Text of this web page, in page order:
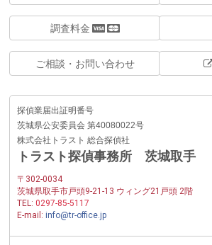
調査料金
ご相談・お問い合わせ
探偵業届出証明番号
茨城県公安委員会 第40080022号
株式会社トラスト 総合探偵社
トラスト探偵事務所 茨城取手
〒302-0034
茨城県取手市戸頭9-21-13 ウィング21戸頭 2階
TEL:0297-85-5117
E-mail:info@tr-office.jp